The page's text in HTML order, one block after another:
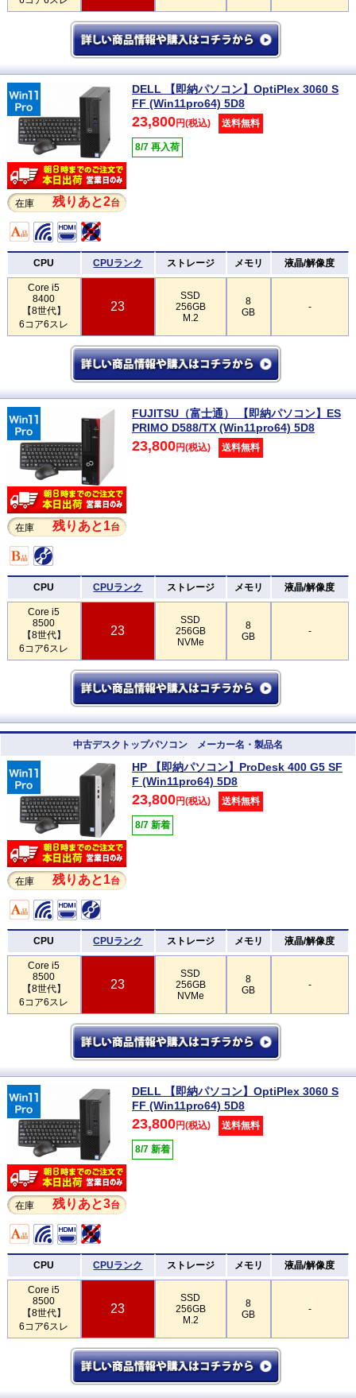
在庫 残りあと2台
DELL 【即納パソコン】OptiPlex 3060 S
FF (Win11pro64) 5D8
23,800円(税込) 送料無料
8/7 再入荷
CPU CPUランク ストレージ メモリ 液晶/解像度
Core i5
8400
【8世代】
6コア6スレ
23
SSD
256GB
M.2
8
GB
-
在庫 残りあと1台
FUJITSU（富士通） 【即納パソコン】ES
PRIMO D588/TX (Win11pro64) 5D8
23,800円(税込) 送料無料
CPU CPUランク ストレージ メモリ 液晶/解像度
Core i5
8500
【8世代】
6コア6スレ
23
SSD
256GB
NVMe
8
GB
-
中古デスクトップパソコン メーカー名・製品名
在庫 残りあと1台
HP 【即納パソコン】ProDesk 400 G5 SF
F (Win11pro64) 5D8
23,800円(税込) 送料無料
8/7 新着
CPU CPUランク ストレージ メモリ 液晶/解像度
Core i5
8500
【8世代】
6コア6スレ
23
SSD
256GB
NVMe
8
GB
-
在庫 残りあと3台
DELL 【即納パソコン】OptiPlex 3060 S
FF (Win11pro64) 5D8
23,800円(税込) 送料無料
8/7 新着
CPU CPUランク ストレージ メモリ 液晶/解像度
Core i5
8500
【8世代】
6コア6スレ
23
SSD
256GB
M.2
8
GB
-